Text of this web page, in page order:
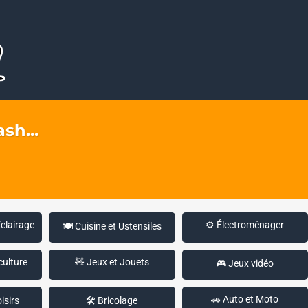
🍽️ Cuisine et Ustensiles ⚙️ Électroménager
🧸 Jeux et Jouets 🎮 Jeux vidéo
🛠️ Bricolage 🚗 Auto et Moto